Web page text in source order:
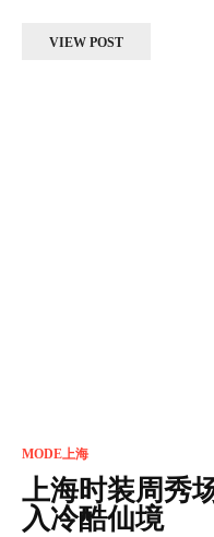
VIEW POST
MODE上海
上海时装周秀
入冷酷仙境